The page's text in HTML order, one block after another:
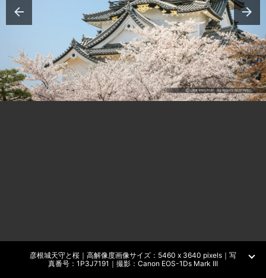
彦根城天守と桜｜高解像度画像サイズ：5460 x 3640 pixels｜写
真番号：1P3J7191｜撮影：Canon EOS-1Ds Mark III